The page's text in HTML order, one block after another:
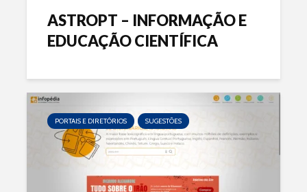
ASTROPT – INFORMAÇÃO E
EDUCAÇÃO CIENTÍFICA
PORTAIS E DIRETÓRIOS SUGESTÕES